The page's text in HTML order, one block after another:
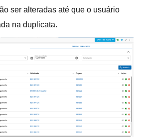
ser alteradas até que o usuário
na duplicata.